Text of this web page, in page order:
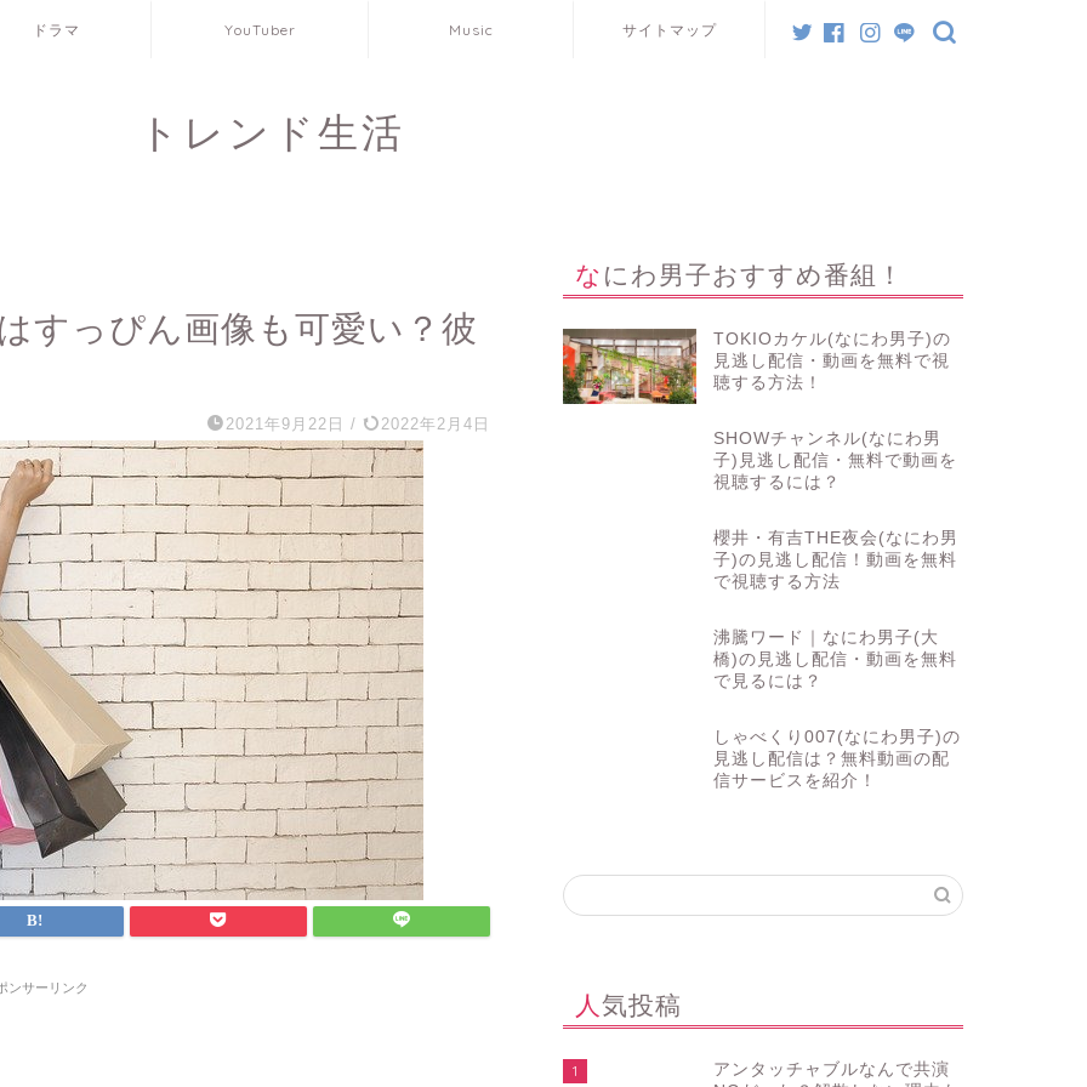
ドラマ YouTuber Music サイトマップ
トレンド生活
すっぴん画像も可愛い？彼
2021年9月22日 / 2022年2月4日
ンサーリンク
なにわ男子おすすめ番組！
TOKIOカケル(なにわ男子)の
見逃し配信・動画を無料で視
聴する方法！
SHOWチャンネル(なにわ男
子)見逃し配信・無料で動画を
視聴するには？
櫻井・有吉THE夜会(なにわ男
子)の見逃し配信！動画を無料
で視聴する方法
沸騰ワード｜なにわ男子(大
橋)の見逃し配信・動画を無料
で見るには？
しゃべくり007(なにわ男子)の
見逃し配信は？無料動画の配
信サービスを紹介！
人気投稿
1
アンタッチャブルなんで共演